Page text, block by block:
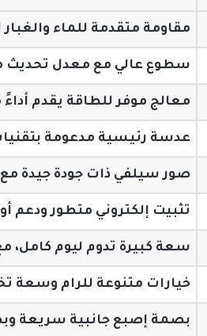
مقاومة متقدمة للماء
سطوع عالي مع معدل تحديث
معالج موفر للطاقة يقدم أداءً
عدسة رئيسية مدعومة
صور سيلفي ذات جودة جيدة
تثبيت إلكتروني متطور ودعم
سعة كبيرة تدوم ليوم كامل،
خيارات متنوعة للرام وسعة
بصمة إصبع جانبية سريعة